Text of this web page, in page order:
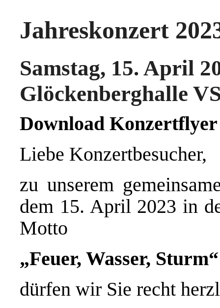
Jahreskonzert
Samstag, 15. April
Glöckenberghalle
Download Konzertflyer
Liebe Konzertbesucher,
zu unserem
dem 15. April 2023 in
Motto
„Feuer, Wasser, Sturm“
dürfen wir Sie recht